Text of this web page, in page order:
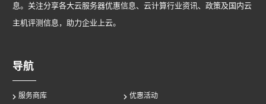
息。关注分享各大云服务器优惠信息、云计算行业资讯、政策及国内云
主机评测信息，助力企业上云。
导航
服务商库
优惠活动